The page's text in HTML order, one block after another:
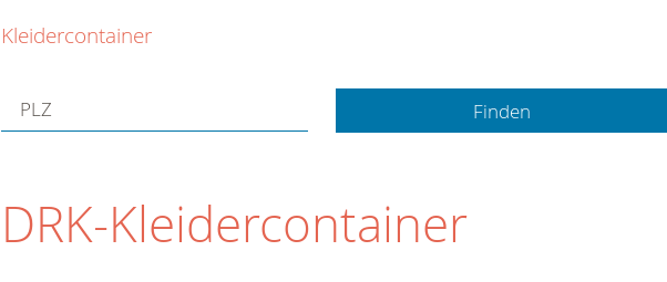
Kleidercontainer
PLZ
DRK-Kleidercontainer